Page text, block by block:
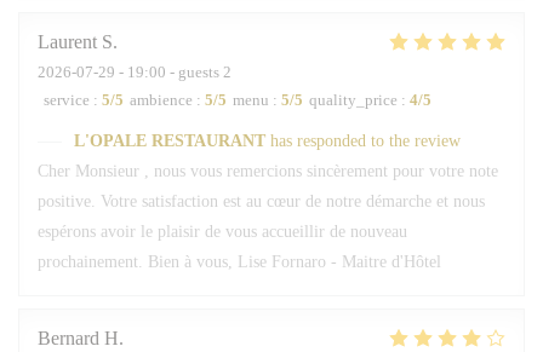
Laurent S
2026-07-29 - 19:00 - guests 2
service : 5/5 ambience : 5/5 menu : 5/5 quality_price : 4/5
L'OPALE RESTAURANT has responded to the review
Cher Monsieur , nous vous remercions sincèrement pour votre note
positive. Votre satisfaction est au cœur de notre démarche et nous
espérons avoir le plaisir de vous accueillir de nouveau
prochainement. Bien à vous, Lise Fornaro - Maitre d'Hôtel
Bernard H